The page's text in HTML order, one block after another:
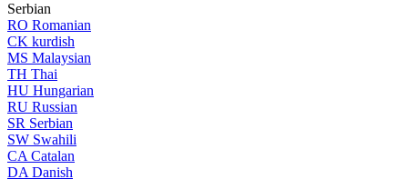
Serbian
RO Romanian
CK kurdish
MS Malaysian
TH Thai
HU Hungarian
RU Russian
SR Serbian
SW Swahili
CA Catalan
DA Danish